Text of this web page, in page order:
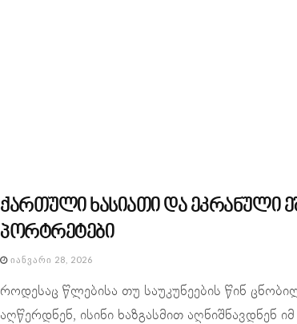
ქართული ხასიათი და ეკრანული
პორტრეტები
ᲘᲐᲜᲕᲐᲠᲘ 28, 2026
როდესაც წლებისა თუ საუკუნეების წინ
აღწერდნენ, ისინი ხაზგასმით